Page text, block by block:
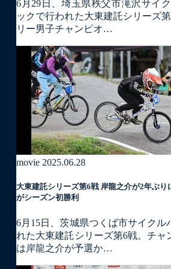
6月29日、埼玉県秩父市滝沢サイ
ックで行われた大東建託シリーズ
リー男子チャンピオ…
movie 2025.06.28
大東建託シリーズ第6戦 岸龍之介が2年ぶり
がシーズン初勝利
6月15日、茨城県つくば市サイクル
れた大東建託シリーズ第6戦。チャ
は岸龍之介が予選か…